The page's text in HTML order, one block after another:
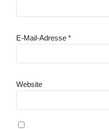
E-Mail-Adresse *
Website